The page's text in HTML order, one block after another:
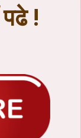
पढे !